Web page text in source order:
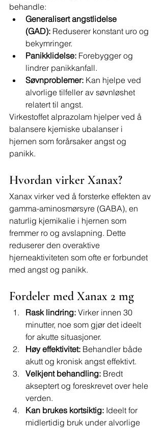
behandle:
Generalisert angstlidelse
(GAD): Reduserer konstant uro og
bekymringer.
Panikklidelse: Forebygger og
lindrer panikkanfall.
Søvnproblemer: Kan hjelpe ved
alvorlige tilfeller av søvnløshet
relatert til angst.
Virkestoffet alprazolam hjelper ved å
balansere kjemiske ubalanser i
hjernen som forårsaker angst og
panikk.
Hvordan virker Xanax?
Xanax virker ved å forsterke effekten av
gamma-aminosmørsyre (GABA), en
naturlig kjemikalie i hjernen som
fremmer ro og avslapning. Dette
reduserer den overaktive
hjerneaktiviteten som ofte er forbundet
med angst og panikk.
Fordeler med Xanax 2 mg
Rask lindring: Virker innen 30
minutter, noe som gjør det ideelt
for akutte situasjoner.
Høy effektivitet: Behandler både
akutt og kronisk angst effektivt.
Velkjent behandling: Bredt
akseptert og foreskrevet over hele
verden.
Kan brukes kortsiktig: Ideelt for
midlertidig bruk under alvorlige